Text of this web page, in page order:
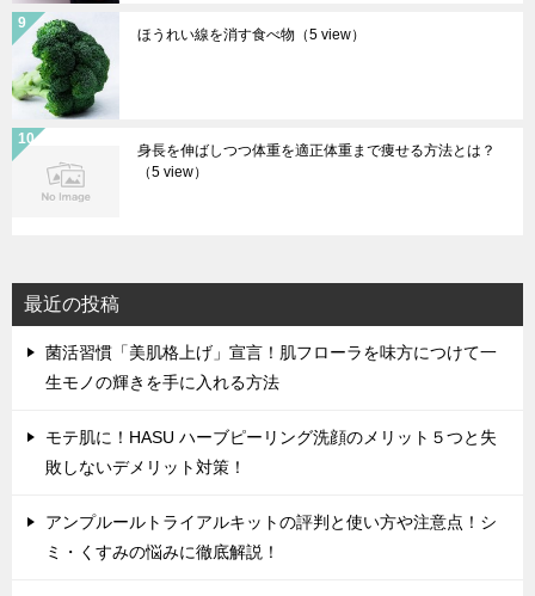
ほうれい線を消す食べ物 （5 view）
身長を伸ばしつつ体重を適正体重まで痩せる方法とは？
（5 view）
最近の投稿
菌活習慣「美肌格上げ」宣言！肌フローラを味方につけて一
生モノの輝きを手に入れる方法
モテ肌に！HASU ハーブピーリング洗顔のメリット５つと失
敗しないデメリット対策！
アンプルールトライアルキットの評判と使い方や注意点！シ
ミ・くすみの悩みに徹底解説！